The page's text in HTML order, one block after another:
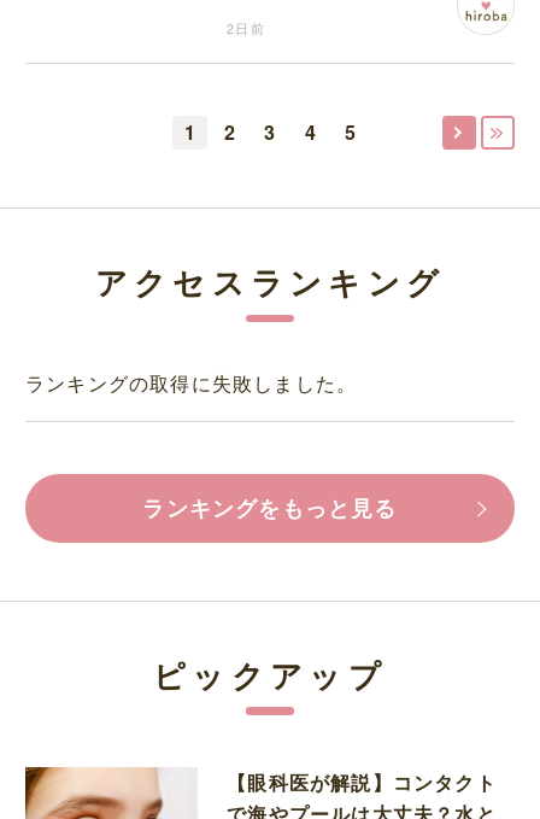
2日前
1 2 3 4 5
アクセスランキング
ランキングの取得に失敗しました。
ランキングをもっと見る
ピックアップ
【眼科医が解説】コンタクト